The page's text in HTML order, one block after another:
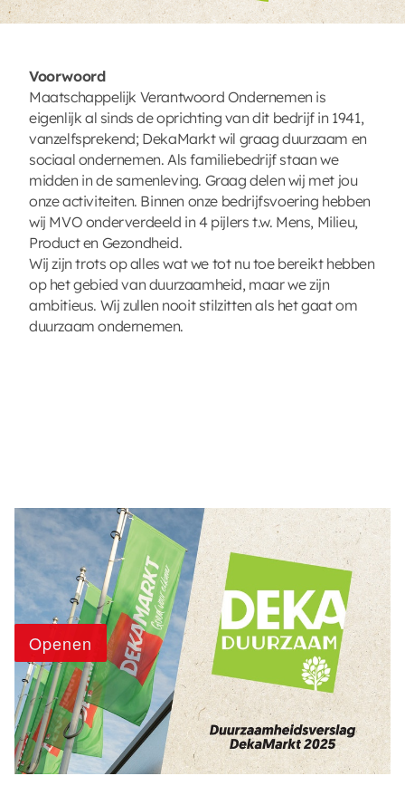
Voorwoord
Maatschappelijk Verantwoord Ondernemen is
eigenlijk al sinds de oprichting van dit bedrijf in 1941,
vanzelfsprekend; DekaMarkt wil graag duurzaam en
sociaal ondernemen. Als familiebedrijf staan we
midden in de samenleving. Graag delen wij met jou
onze activiteiten. Binnen onze bedrijfsvoering hebben
wij MVO onderverdeeld in 4 pijlers t.w. Mens, Milieu,
Product en Gezondheid.
Wij zijn trots op alles wat we tot nu toe bereikt hebben
op het gebied van duurzaamheid, maar we zijn
ambitieus. Wij zullen nooit stilzitten als het gaat om
duurzaam ondernemen.